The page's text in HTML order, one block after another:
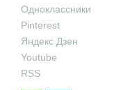
Одноклассники
Pinterest
Яндекс Дзен
Youtube
RSS